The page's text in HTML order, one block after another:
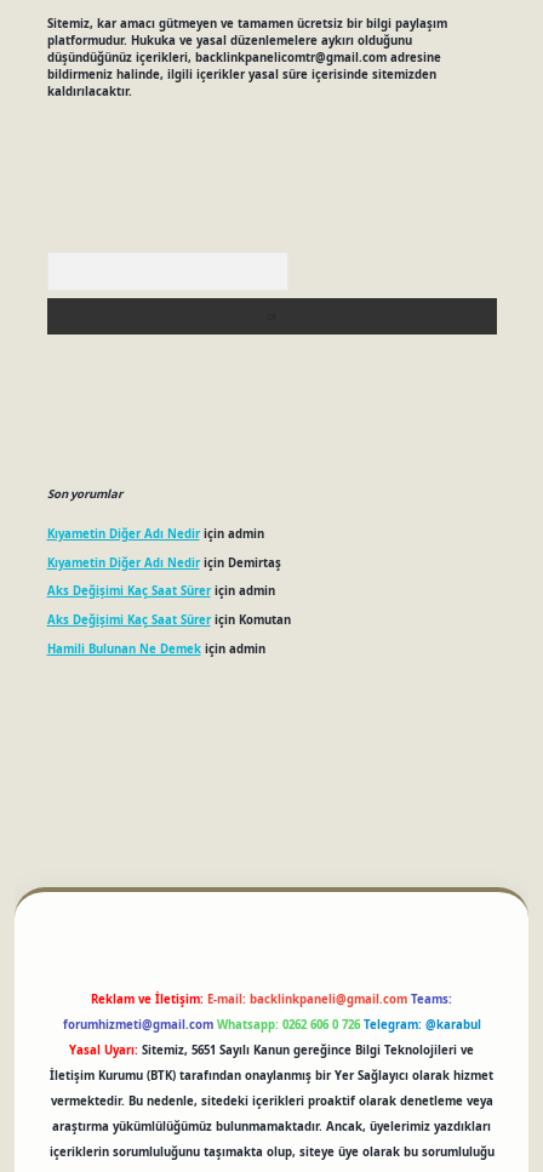
Sitemiz, kar amacı gütmeyen ve tamamen ücretsiz bir bilgi paylaşım
platformudur. Hukuka ve yasal düzenlemelere aykırı olduğunu
düşündüğünüz içerikleri, backlinkpanelicomtr@gmail.comadresine
bildirmeniz halinde, ilgili içerikler yasal süre içerisinde sitemizden
kaldırılacaktır.
Son yorumlar
Kıyametin Diğer Adı Nediriçin admin
Kıyametin Diğer Adı Nediriçin Demirtaş
Aks Değişimi Kaç Saat Süreriçin admin
Aks Değişimi Kaç Saat Süreriçin Komutan
Hamili Bulunan Ne Demekiçin admin
Reklam ve İletişim: E-mail: backlinkpaneli@gmail.com Teams:
forumhizmeti@gmail.com Whatsapp: 0262 606 0 726 Telegram: @karabul
Yasal Uyarı: Sitemiz, 5651 Sayılı Kanun gereğince Bilgi Teknolojileri ve
İletişim Kurumu (BTK) tarafından onaylanmış bir Yer Sağlayıcı olarak hizmet
vermektedir. Bu nedenle, sitedeki içerikleri proaktif olarak denetleme veya
araştırma yükümlülüğümüz bulunmamaktadır. Ancak, üyelerimiz yazdıkları
içeriklerin sorumluluğunu taşımakta olup, siteye üye olarak bu sorumluluğu